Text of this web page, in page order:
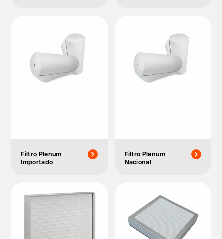
Filtro Plenum
Importado
Filtro Plenum
Nacional